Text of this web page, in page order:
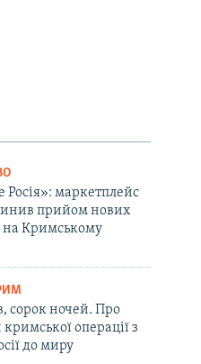
Росія»: маркетплейс
прийом нових
на Кримському
сорок ночей. Про
кримської операції з
до миру